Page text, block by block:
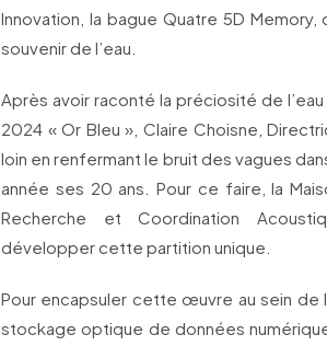
Innovation, la bague Quatre 5D
souvenir de l’eau.
Après avoir raconté la préciosité de
2024 « Or Bleu », Claire Choisne,
loin en renfermant le bruit des vagues
année ses 20 ans. Pour ce faire, la
Recherche et Coordination
développer cette partition unique.
Pour encapsuler cette œuvre au sein de
stockage optique de données